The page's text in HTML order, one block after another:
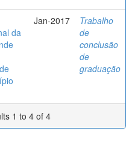
da
Jan-2017
Trabalho
de
conclusão
de
graduação
1 to 4 of 4